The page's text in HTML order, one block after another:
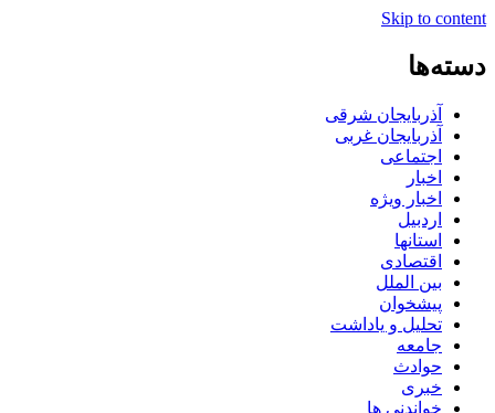
Skip to content
دسته‌ها
آذربایجان شرقی
آذربایجان غربی
اجتماعی
اخبار
اخبار ویژه
اردبیل
استانها
اقتصادی
بین الملل
پیشخوان
تحلیل و یاداشت
جامعه
حوادث
خبری
خواندنی ها